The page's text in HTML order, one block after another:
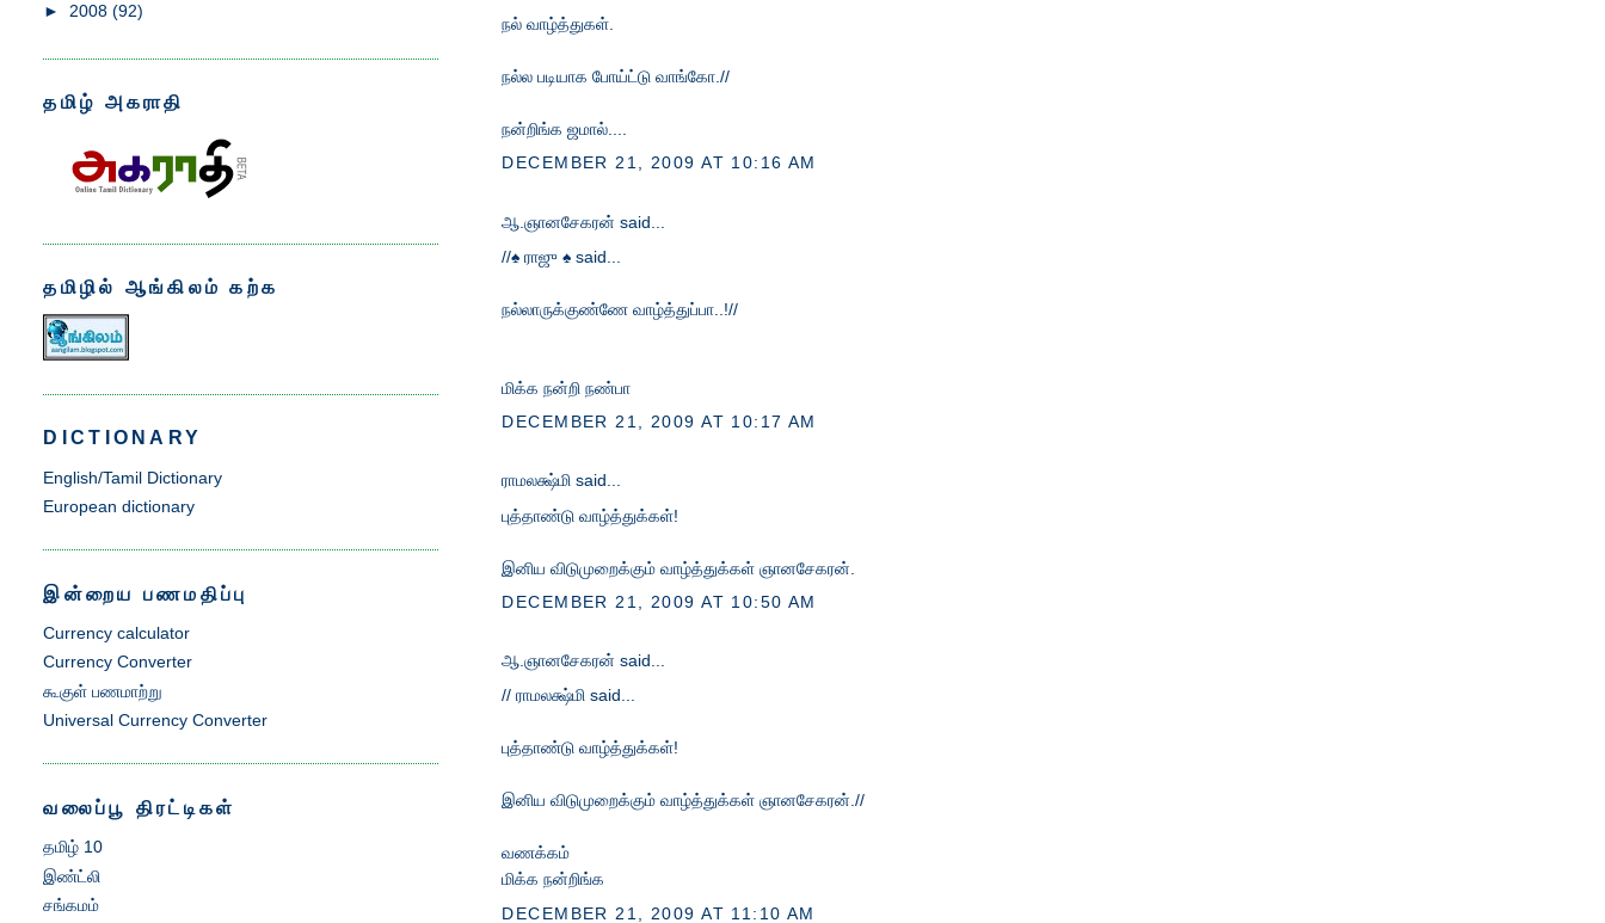
நல் வாழ்த்துகள்.
நல்ல படியாக போய்ட்டு வாங்கோ.//
நன்றிங்க ஜமால்....
DECEMBER 21, 2009 AT 10:16 AM
ஆ.ஞானசேகரன் said...
//♠ ராஜு ♠ said...
நல்லாருக்குண்ணே வாழ்த்துப்பா..!//
மிக்க நன்றி நண்பா
DECEMBER 21, 2009 AT 10:17 AM
ராமலக்ஷ்மி said...
புத்தாண்டு வாழ்த்துக்கள்!
இனிய விடுமுறைக்கும் வாழ்த்துக்கள் ஞானசேகரன்.
DECEMBER 21, 2009 AT 10:50 AM
ஆ.ஞானசேகரன் said...
// ராமலக்ஷ்மி said...
புத்தாண்டு வாழ்த்துக்கள்!
இனிய விடுமுறைக்கும் வாழ்த்துக்கள் ஞானசேகரன்.//
வணக்கம்
மிக்க நன்றிங்க
DECEMBER 21, 2009 AT 11:10 AM
► 2008 (92)
தமிழ் அகராதி
தமிழில் ஆங்கிலம் கற்க
DICTIONARY
English/Tamil Dictionary
European dictionary
இன்றைய பணமதிப்பு
Currency calculator
Currency Converter
கூகுள் பணமாற்று
Universal Currency Converter
வலைப்பூ திரட்டிகள்
தமிழ் 10
இண்ட்லி
சங்கமம்